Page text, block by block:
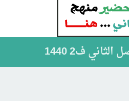
ف2 1440